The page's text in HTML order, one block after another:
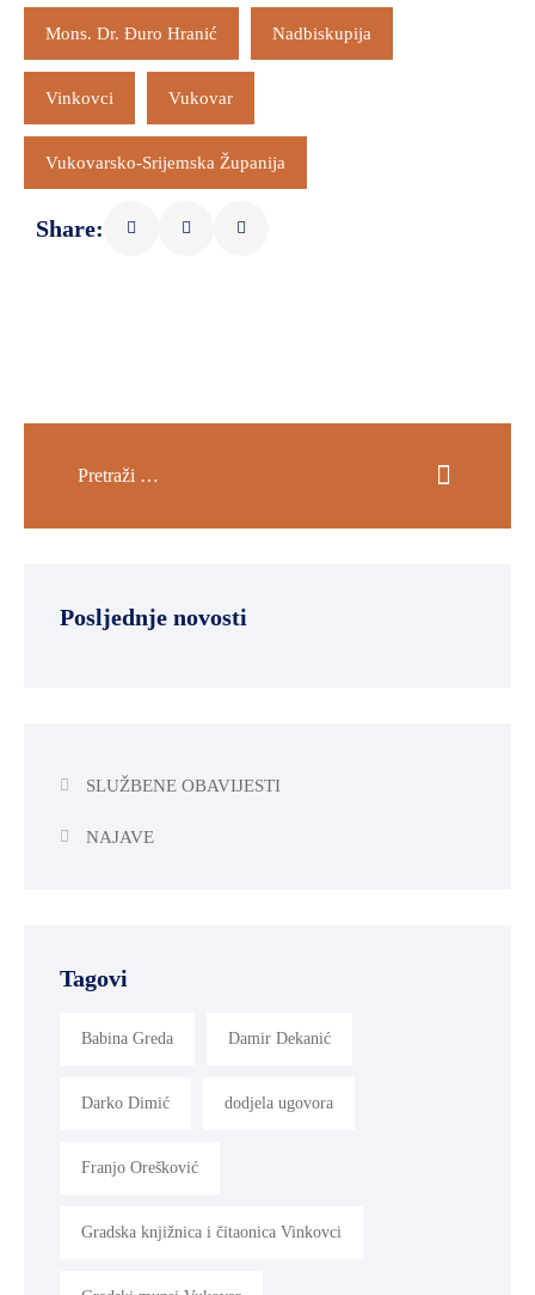
Mons. Dr. Đuro Hranić Nadbiskupija
Vinkovci Vukovar
Vukovarsko-Srijemska Županija
Share:
Posljednje novosti
SLUŽBENE OBAVIJESTI
NAJAVE
Tagovi
Babina Greda Damir Dekanić
Darko Dimić dodjela ugovora
Franjo Orešković
Gradska knjižnica i čitaonica Vinkovci